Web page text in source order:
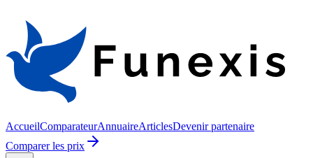
AccueilComparateurAnnuaireArticlesDevenir partenaire
Comparer les prix